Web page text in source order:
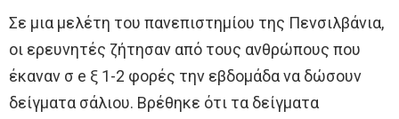
Σε μια μελέτη του πανεπιστημίου της Πενσιλβάνια,
οι ερευνητές ζήτησαν από τους ανθρώπους που
έκαναν σ e ξ 1-2 φορές την εβδομάδα να δώσουν
δείγματα σάλιου. Βρέθηκε ότι τα δείγματα